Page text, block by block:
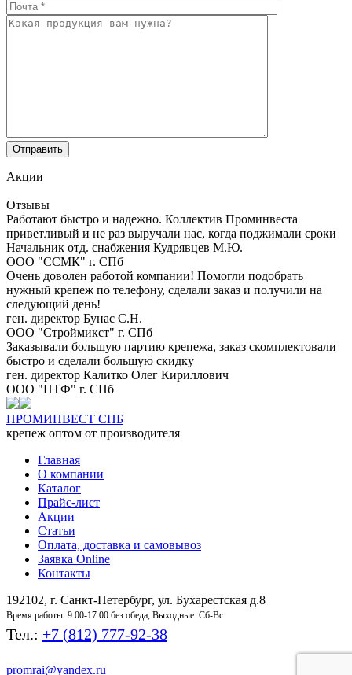
Акции
Отзывы
Работают быстро и надежно. Коллектив Проминвеста
приветливый и не раз выручали нас, когда поджимали сроки
Начальник отд. снабжения Кудрявцев М.Ю.
ООО "ССМК" г. СПб
Очень доволен работой компании! Помогли подобрать
нужный крепеж по телефону, сделали заказ и получили на
следующий день!
ген. директор Бунас С.Н.
ООО "Строймикст" г. СПб
Заказывали большую партию крепежа, заказ скомплектовали
быстро и сделали большую скидку
ген. директор Калитко Олег Кириллович
ООО "ПТФ" г. СПб
ПРОМИНВЕСТ СПБ
крепеж оптом от производителя
Главная
О компании
Каталог
Прайс-лист
Акции
Статьи
Оплата, доставка и самовывоз
Заявка Online
Контакты
192102, г. Санкт-Петербург, ул. Бухарестская д.8
Время работы: 9.00-17.00 без обеда, Выходные: Сб-Вс
Тел.: +7 (812) 777-92-38
promrai@yandex.ru